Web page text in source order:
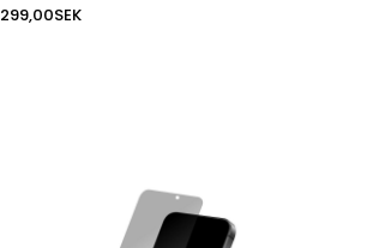
299,00SEK